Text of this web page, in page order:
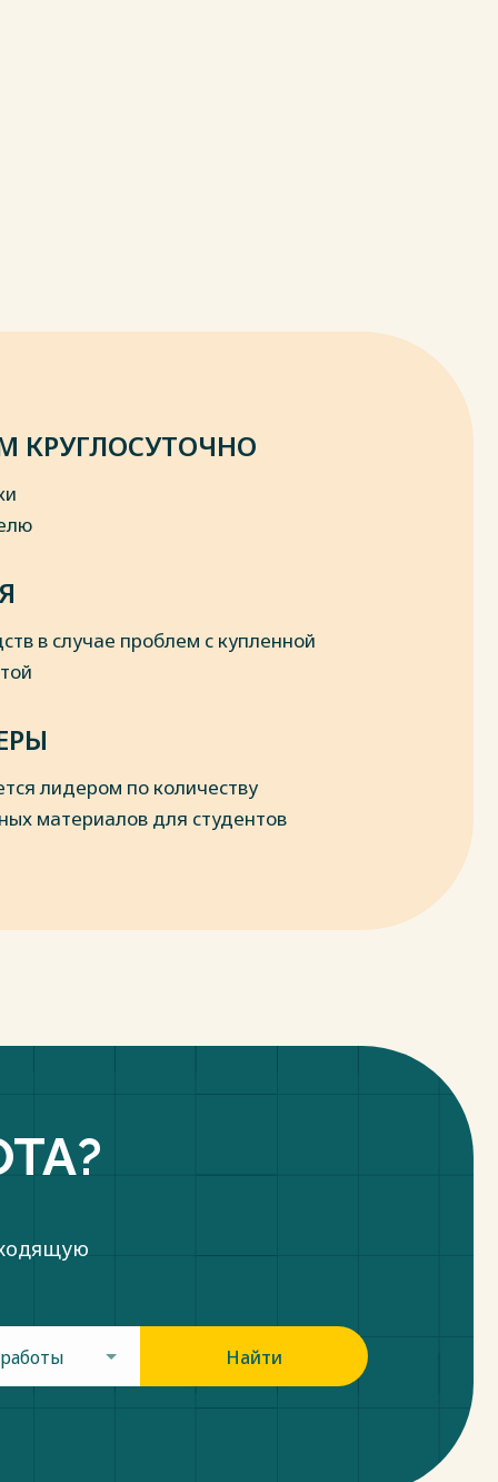
КРУГЛОСУТОЧНО
в случае проблем с купленной
лидером по количеству
материалов для студентов
Найти